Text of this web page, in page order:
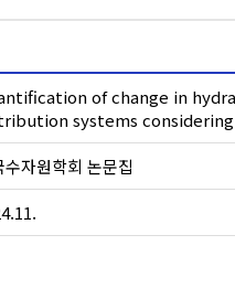
of change in
systems
수자원학회 논문집